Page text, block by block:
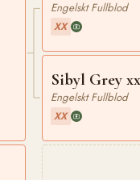
Engelskt Fullblod
XX
Sibyl Grey xx
Engelskt Fullblod
XX